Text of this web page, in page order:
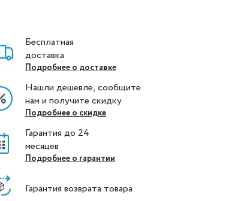
Бесплатная
доставка
Подробнее о доставке
Нашли дешевле, сообщите
нам и получите скидку
Подробнее о скидке
Гарантия до 24
месяцев
Подробнее о гарантии
Гарантия возврата товара